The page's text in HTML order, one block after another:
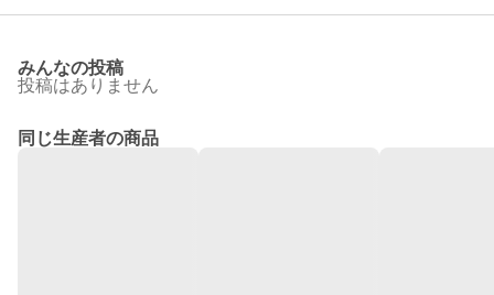
みんなの投稿
投稿はありません
同じ生産者の商品